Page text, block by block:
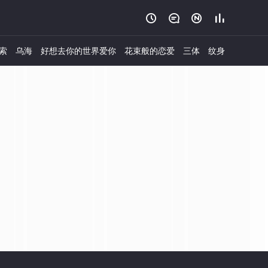
   
乌海 好想去你的世界爱你 花束般的恋爱 三体 纹身